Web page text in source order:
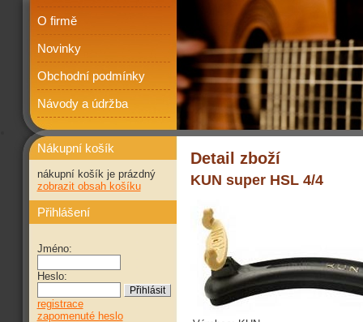
O firmě
Novinky
Obchodní podmínky
Návody a údržba
Nákupní košík
nákupní košík je prázdný
zobrazit obsah košíku
Přihlášení
Jméno:
Heslo:
registrace
zapomenuté heslo
Detail zboží
KUN super HSL 4/4